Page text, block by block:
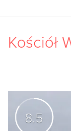
Kościół
8.5